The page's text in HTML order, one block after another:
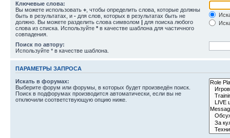
Ключевые слова:
Вы можете использовать + , чтобы определить слова, которые должны
быть в результатах, и - для слов, которых в результатах быть не
должно. Вы можете разделить слова символом | для поиска любого
слова из списка. Используйте * в качестве шаблона для частичного
совпадения.
Поиск по автору:
Используйте * в качестве шаблона.
ПАРАМЕТРЫ ЗАПРОСА
Искать в форумах:
Выберите форум или форумы, в которых будет произведён поиск.
Поиск в подфорумах производится автоматически, если вы не
отключили соответствующую опцию ниже.